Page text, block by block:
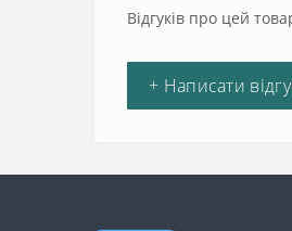
Відгуків про цей
+ Написати